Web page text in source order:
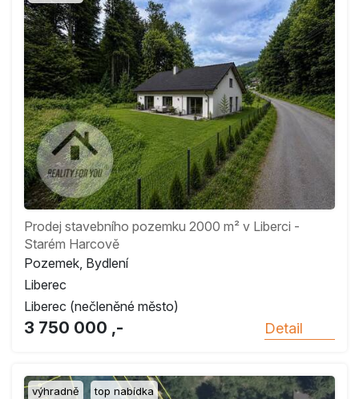
Prodej stavebního pozemku 2000 m² v Liberci -
Starém Harcově
Pozemek, Bydlení
Liberec
Liberec (nečleněné město)
3 750 000 ,- Detail
výhradně top nabídka